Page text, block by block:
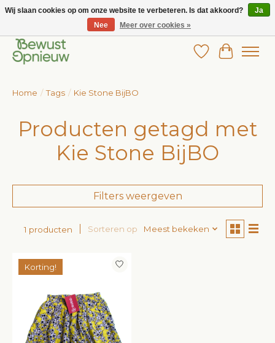
Wij bieden het grootste aanbod in betaalbare kinderkleding!
Verlanglijst
Home / Tags / Kie Stone BijBO
Producten getagd met
Kie Stone BijBO
Filters weergeven
1 producten Sorteren op Meest bekeken
Korting!
Wij slaan cookies op om onze website te verbeteren. Is dat akkoord?
Ja
Nee
Meer over cookies »